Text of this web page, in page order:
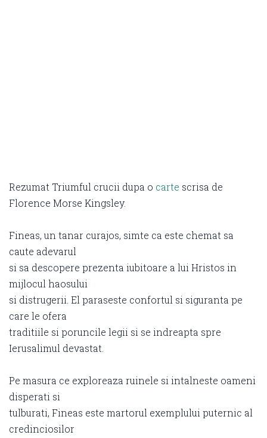
Rezumat Triumful crucii dupa o carte scrisa de
Florence Morse Kingsley.
Fineas, un tanar curajos, simte ca este chemat sa
caute adevarul
si sa descopere prezenta iubitoare a lui Hristos in
mijlocul haosului
si distrugerii. El paraseste confortul si siguranta pe
care le ofera
traditiile si poruncile legii si se indreapta spre
Ierusalimul devastat.
Pe masura ce exploreaza ruinele si intalneste oameni
disperati si
tulburati, Fineas este martorul exemplului puternic al
credinciosilor